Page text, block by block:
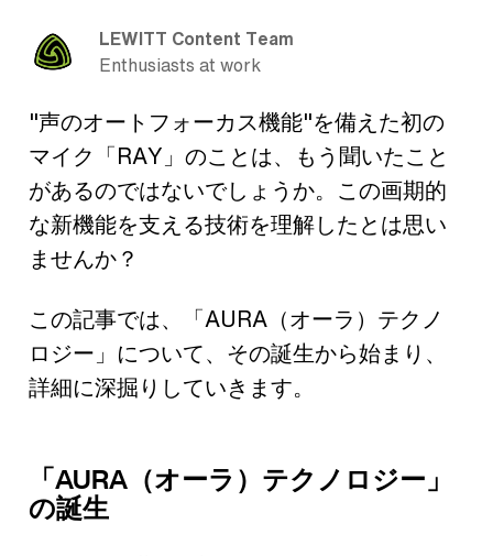
LEWITT Content Team
Enthusiasts at work
"声のオートフォーカス機能"を備えた初の
マイク「RAY」のことは、もう聞いたこと
があるのではないでしょうか。この画期的
な新機能を支える技術を理解したとは思い
ませんか？
この記事では、「AURA（オーラ）テクノ
ロジー」について、その誕生から始まり、
詳細に深掘りしていきます。
「AURA（オーラ）テクノロジー」
の誕生